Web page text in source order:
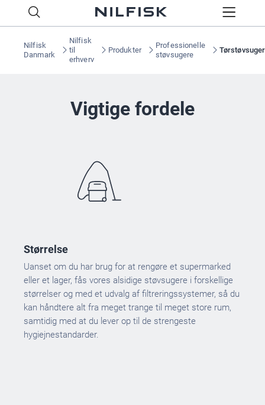
Nilfisk
Danmark
Nilfisk
til
erhverv
Produkter
Professionelle
støvsugere
Vigtige fordele
Størrelse
Uanset om du har brug for at rengøre et supermarked
eller et lager, fås vores alsidige støvsugere i forskellige
størrelser og med et udvalg af filtreringssystemer, så du
kan håndtere alt fra meget trange til meget store rum,
samtidig med at du lever op til de strengeste
hygiejnestandarder.